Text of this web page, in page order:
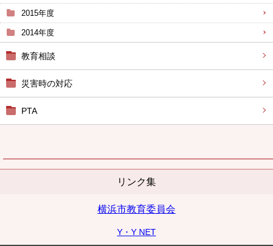
2015年度
2014年度
教育相談
災害時の対応
PTA
リンク集
横浜市教育委員会
Y・Y NET